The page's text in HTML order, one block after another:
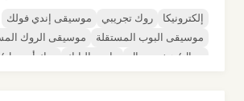
إلكترونيكا روك تجريبي
موسيقى إندي فولك
موسيقى البوب المستقلة
موسيقى الروك
ميتال/هيفي ميتال
ما بعد البانك روك أند